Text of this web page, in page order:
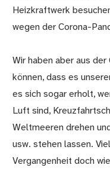
Heizkraftwerk
wegen der Corona-
Wir haben aber aus
können, dass es
es sich sogar erholt,
Luft sind,
Weltmeeren drehen
usw. stehen lassen.
Vergangenheit doch